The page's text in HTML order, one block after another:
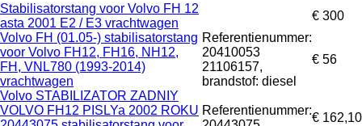
Stabilisatorstang voor Volvo FH 12
asta 2001 E2 / E3 vrachtwagen
€ 300
Volvo FH (01.05-) stabilisatorstang
voor Volvo FH12, FH16, NH12,
FH, VNL780 (1993-2014)
vrachtwagen
Referentienummer:
20410053
21106157,
brandstof: diesel
€ 56
Volvo STABILIZATOR ZADNIY
VOLVO FH12 PISLYa 2002 ROKU Referentienummer:
€ 162,10